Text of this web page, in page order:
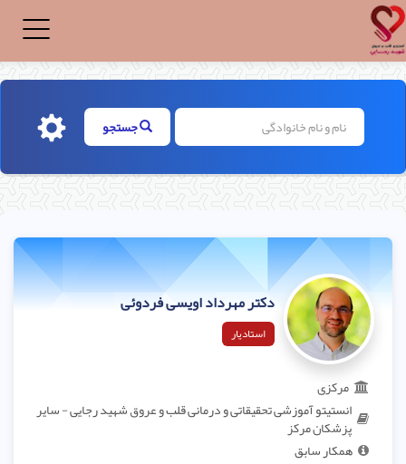
جستجو
دکتر مهرداد اویسی فردوئی
استادیار
مرکزی
انستیتو آموزشی تحقیقاتی و درمانی قلب و عروق شهید رجایی - سایر
پزشکان مرکز
همکار سابق